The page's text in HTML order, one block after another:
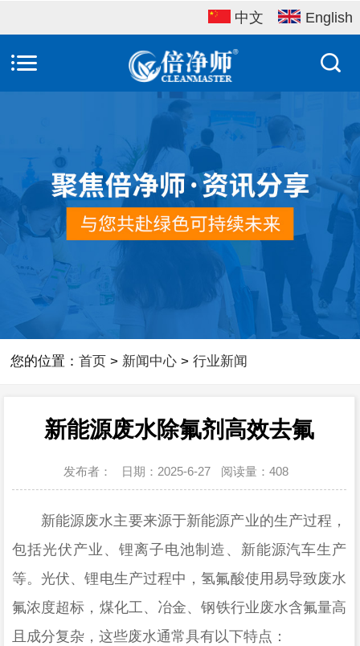
中文 English
您的位置：首页 > 新闻中心 >行业新闻
新能源废水除氟剂高效去氟
发布者： 日期：2025-6-27 阅读量： 408
新能源废水主要来源于新能源产业的生产过程，
包括光伏产业、锂离子电池制造、新能源汽车生产
等。光伏、锂电生产过程中，氢氟酸使用易导致废水
氟浓度超标 ， 煤化工、冶金、钢铁行业废水含氟量高
且成分复杂， 这些废水通常具有以下特点：